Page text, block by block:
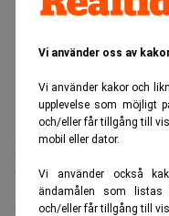
Vi använder oss av
Vi använder kakor och
upplevelse som möjligt
och/eller får tillgång till
mobil eller dator.
Vi använder också
ändamålen som
och/eller får tillgång till
Men frågan som plågar
byggda för matematisk
som de inte kan tolka